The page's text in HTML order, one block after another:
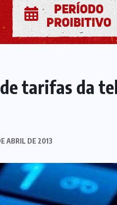
tarifas da
ABRIL DE 2013